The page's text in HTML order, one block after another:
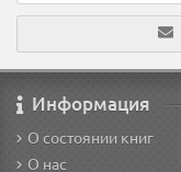
Информация
О состоянии книг
О нас